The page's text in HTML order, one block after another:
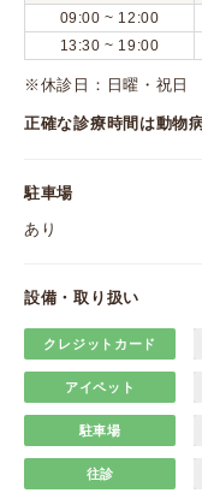
09:00 ~ 12:00
13:30 ~ 19:00
※休診日：日曜・祝
正確な診療時間は動物
駐車場
あり
設備・取り扱い
クレジットカード
アイペット
駐車場
往診